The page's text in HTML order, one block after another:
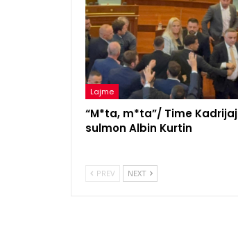
Lajme
“M*ta, m*ta”/ Time Kadrijaj
sulmon Albin Kurtin
PREV NEXT